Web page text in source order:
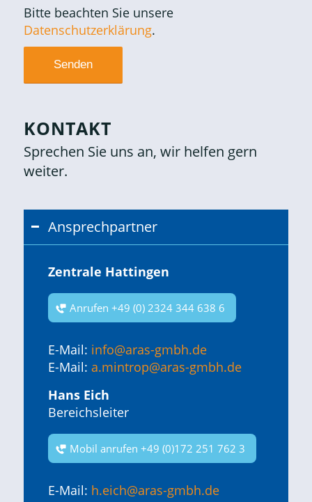
Bitte beachten Sie unsere
Datenschutzerklärung.
KONTAKT
Sprechen Sie uns an, wir helfen gern
weiter.
Ansprechpartner
Zentrale Hattingen
Anrufen +49 (0) 2324 344 638 6
E-Mail: info@aras-gmbh.de
E-Mail: a.mintrop@aras-gmbh.de
Hans Eich
Bereichsleiter
Mobil anrufen +49 (0)172 251 762 3
E-Mail: h.eich@aras-gmbh.de